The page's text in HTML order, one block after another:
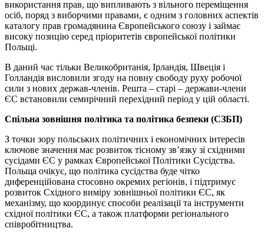
використання прав, що випливають з вільного переміщення
осіб, поряд з виборчими правами, є одним з головних аспектів
каталогу прав громадянина Європейського союзу і займає
високу позицію серед пріоритетів європейської політики
Польщі.
В даний час тільки Великобританія, Ірландія, Швеція і
Голландія висловили згоду на повну свободу руху робочої
сили з нових держав-членів. Решта – старі – держави-члени
ЄС встановили семирічний перехідний період у цій області.
Спільна зовнішня політика та політика безпеки (СЗБП)
З точки зору польських політичних і економічних інтересів
ключове значення має розвиток тісному зв’язку зі східними
сусідами ЄС у рамках Європейської Політики Сусідства.
Польща очікує, що політика сусідства буде чітко
диференційована стосовно окремих регіонів, і підтримує
розвиток Східного виміру зовнішньої політики ЄС, як
механізму, що координує способи реалізації та інструменти
східної політики ЄС, а також платформи регіонального
співробітництва.